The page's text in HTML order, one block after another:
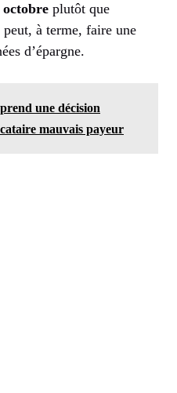
octobre plutôt que
peut, à terme, faire une
d’épargne.
une décision
mauvais payeur